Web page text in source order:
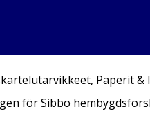
, Paperit &
för Sibbo